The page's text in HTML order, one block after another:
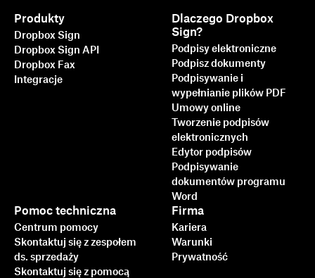
Produkty
Dropbox Sign
Dropbox Sign API
Dropbox Fax
Integracje
Dlaczego Dropbox
Sign?
Podpisy elektroniczne
Podpisz dokumenty
Podpisywanie i
wypełnianie plików PDF
Umowy online
Tworzenie podpisów
elektronicznych
Edytor podpisów
Podpisywanie
dokumentów programu
Word
Pomoc techniczna
Centrum pomocy
Skontaktuj się z zespołem
ds. sprzedaży
Skontaktuj się z pomocą
Firma
Kariera
Warunki
Prywatność